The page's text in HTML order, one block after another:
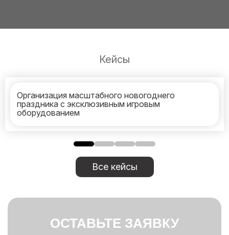
Кейсы
Организация масштабного новогоднего
праздника с эксклюзивным игровым
оборудованием
Все кейсы
ОСТАВЬТЕ ЗАЯВКУ